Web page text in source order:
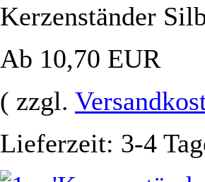
Kerzenständer
Ab 10,70 EUR
( zzgl.
Lieferzeit: 3-4